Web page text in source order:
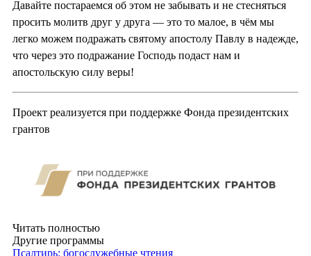
Давайте постараемся об этом не забывать и не стесняться
просить молитв друг у друга — это то малое, в чём мы
легко можем подражать святому апостолу Павлу в надежде,
что через это подражание Господь подаст нам и
апостольскую силу веры!
Проект реализуется при поддержке Фонда президентских
грантов
Читать полностью
Другие программы
Псалтирь: богослужебные чтения